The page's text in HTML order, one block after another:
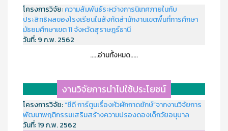
โครงการวิจัย:ความสัมพันธ์ระหว่างการนิเทศภายในกับ
ประสิทธิผลของโรงเรียนในสังกัดสำนักงานเขตพื้นที่การศึกษา
มัธยมศึกษาเขต 11 จังหวัดสุราษฎร์ธานี
วันที่:9 ก.พ. 2562
.....อ่านทั้งหมด.....
งานวิจัยการนำไปใช้ประโยชน์
โครงการวิจัย:“ซีดี การ์ตูนเรื่องหัวผักกาดยักษ์”จากงานวิจัยการ
พัฒนาพฤติกรรมเสริมสร้างความปรองดองเด็กวัยอนุบาล
วันที่:19 ก.พ. 2562